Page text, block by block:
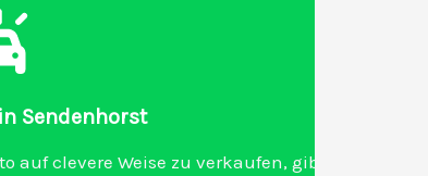
Sendenhorst
auf clevere Weise zu verkaufen, gibt